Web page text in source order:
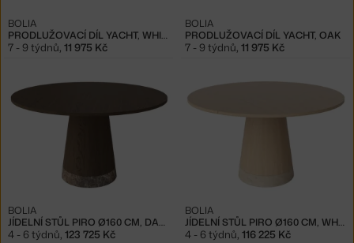
PRODLUŽOVACÍ DÍL YACHT, WHITE OAK
BOLIA
7 - 9 týdnů, 11 975 Kč
PRODLUŽOVACÍ DÍL YACHT, OAK
BOLIA
7 - 9 týdnů, 11 975 Kč
JÍDELNÍ STŮL PIRO Ø160 CM, DARK OAK
BOLIA
4 - 6 týdnů, 123 725 Kč
JÍDELNÍ STŮL PIRO Ø160 CM, WHITE OAK
BOLIA
4 - 6 týdnů, 116 225 Kč